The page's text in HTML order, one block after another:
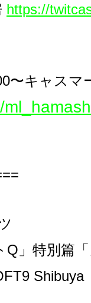
https://
〜キャスマ
」特別篇
Shibuya